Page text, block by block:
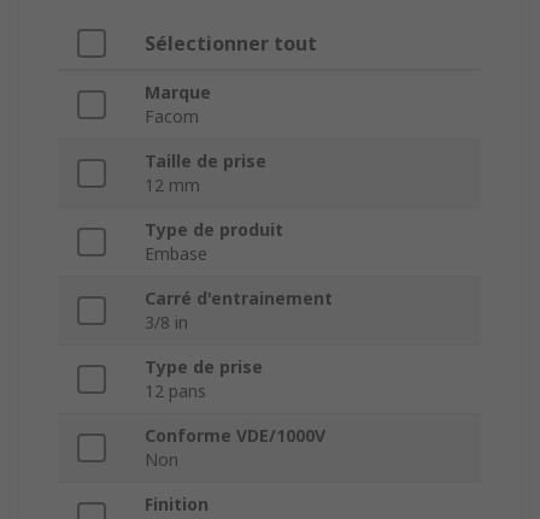
Sélectionner tout
Marque
Facom
Taille de prise
12 mm
Type de produit
Embase
Carré d'entrainement
3/8 in
Type de prise
12 pans
Conforme VDE/1000V
Non
Finition